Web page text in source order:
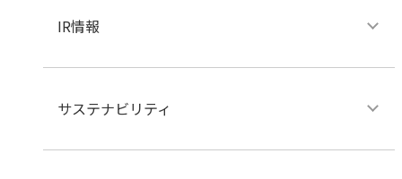
IR情報
サステナビリティ